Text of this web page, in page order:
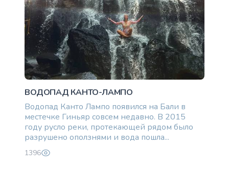
7000 единоразово
ВОДОПАД КАНТО-ЛАМПО
Водопад Канто Лампо появился на Бали в
местечке Гиньяр совсем недавно. В 2015
году русло реки, протекающей рядом было
разрушено оползнями и вода пошла...
1396